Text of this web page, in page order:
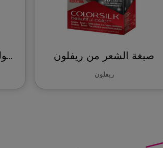
شامبو هيد آند شولدرز بحجم 400 مللى لتر صبغة الشعر من ريفلون
ريفلون